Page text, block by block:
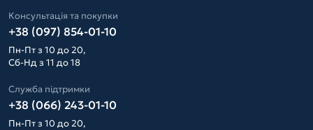
Консультація та покупки
+38 (097) 854-01-10
Пн-Пт з 10 до 20,
Сб-Нд з 11 до 18
Служба підтримки
+38 (066) 243-01-10
Пн-Пт з 10 до 20,